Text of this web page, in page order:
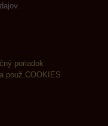
poriadok
použ.COOKIES